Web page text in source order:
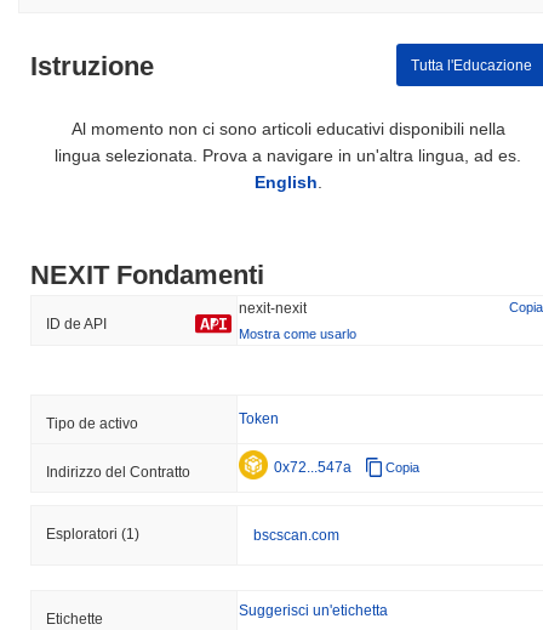
Istruzione Tutta l'Educazione
Al momento non ci sono articoli educativi disponibili nella
lingua selezionata. Prova a navigare in un'altra lingua, ad es.
English.
NEXIT Fondamenti
ID de API
nexit-nexit
Copia
Mostra come usarlo
Tipo de activo Token
Indirizzo del Contratto 0x72...547a Copia
Esploratori (1) bscscan.com
Etichette Suggerisci un'etichetta